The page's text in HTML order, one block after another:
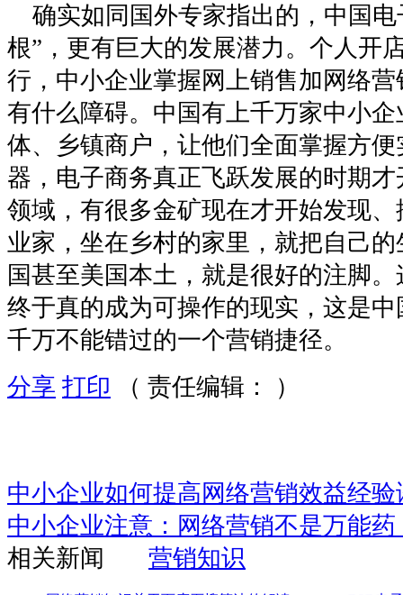
确实如同国外专家指出的，中国电
根”，更有巨大的发展潜力。个人开
行，中小企业掌握网上销售加网络
有什么障碍。中国有上千万家中小
体、乡镇商户，让他们全面掌握方
器，电子商务真正飞跃发展的时期
领域，有很多金矿现在才开始发现
业家，坐在乡村的家里，就把自己
国甚至美国本土，就是很好的注脚
终于真的成为可操作的现实，这是
千万不能错过的一个营销捷径。
分享 打印 （ 责任编辑： ）
中小企业如何提高网络营销效益经验
中小企业注意：网络营销不是万能药
相关新闻
营销知识